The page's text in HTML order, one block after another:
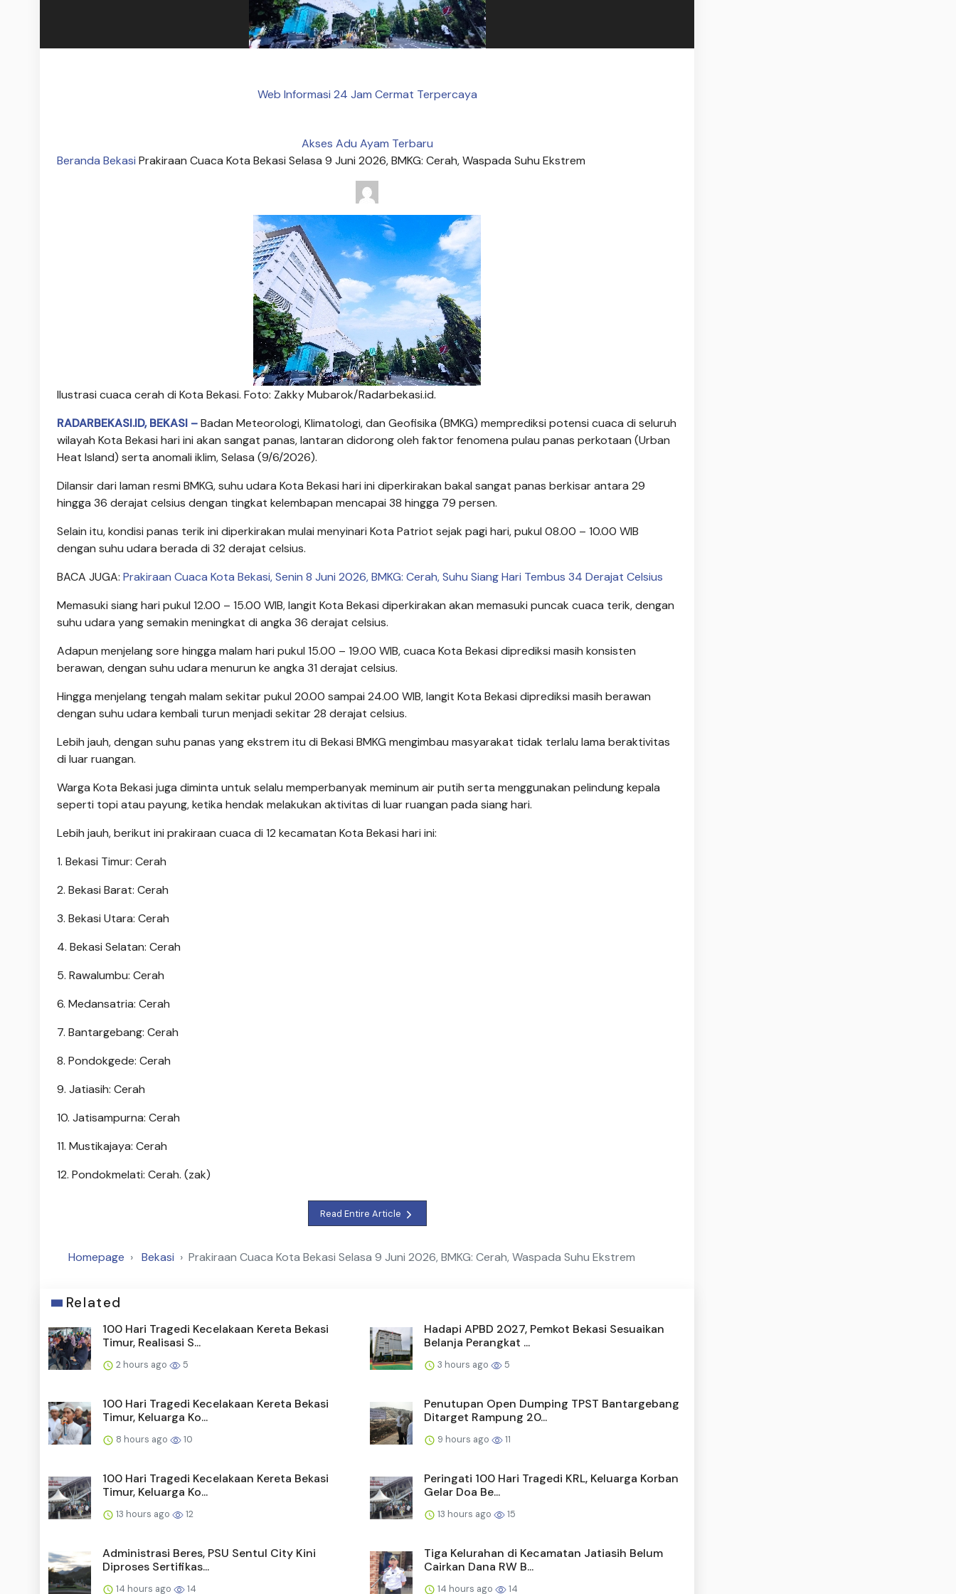
Web Informasi 24 Jam Cermat Terpercaya
Akses Adu Ayam Terbaru
Beranda Bekasi Prakiraan Cuaca Kota Bekasi Selasa 9 Juni 2026, BMKG: Cerah, Waspada Suhu Ekstrem
Ilustrasi cuaca cerah di Kota Bekasi. Foto: Zakky Mubarok/Radarbekasi.id.
RADARBEKASI.ID, BEKASI –Badan Meteorologi, Klimatologi, dan Geofisika (BMKG) memprediksi potensi cuaca di seluruh
wilayah Kota Bekasi hari ini akan sangat panas, lantaran didorong oleh faktor fenomena pulau panas perkotaan (Urban
Heat Island) serta anomali iklim, Selasa (9/6/2026).
Dilansir dari laman resmi BMKG, suhu udara Kota Bekasi hari ini diperkirakan bakal sangat panas berkisar antara 29
hingga 36 derajat celsius dengan tingkat kelembapan mencapai 38 hingga 79 persen.
Selain itu, kondisi panas terik ini diperkirakan mulai menyinari Kota Patriot sejak pagi hari, pukul 08.00 – 10.00 WIB
dengan suhu udara berada di 32 derajat celsius.
BACA JUGA: Prakiraan Cuaca Kota Bekasi, Senin 8 Juni 2026, BMKG: Cerah, Suhu Siang Hari Tembus 34 Derajat Celsius
Memasuki siang hari pukul 12.00 – 15.00 WIB, langit Kota Bekasi diperkirakan akan memasuki puncak cuaca terik, dengan
suhu udara yang semakin meningkat di angka 36 derajat celsius.
Adapun menjelang sore hingga malam hari pukul 15.00 – 19.00 WIB, cuaca Kota Bekasi diprediksi masih konsisten
berawan, dengan suhu udara menurun ke angka 31 derajat celsius.
Hingga menjelang tengah malam sekitar pukul 20.00 sampai 24.00 WIB, langit Kota Bekasi diprediksi masih berawan
dengan suhu udara kembali turun menjadi sekitar 28 derajat celsius.
Lebih jauh, dengan suhu panas yang ekstrem itu di Bekasi BMKG mengimbau masyarakat tidak terlalu lama beraktivitas
di luar ruangan.
Warga Kota Bekasi juga diminta untuk selalu memperbanyak meminum air putih serta menggunakan pelindung kepala
seperti topi atau payung, ketika hendak melakukan aktivitas di luar ruangan pada siang hari.
Lebih jauh, berikut ini prakiraan cuaca di 12 kecamatan Kota Bekasi hari ini:
1. Bekasi Timur: Cerah
2. Bekasi Barat: Cerah
3. Bekasi Utara: Cerah
4. Bekasi Selatan: Cerah
5. Rawalumbu: Cerah
6. Medansatria: Cerah
7. Bantargebang: Cerah
8. Pondokgede: Cerah
9. Jatiasih: Cerah
10. Jatisampurna: Cerah
11. Mustikajaya: Cerah
12. Pondokmelati: Cerah. (zak)
Read Entire Article
Homepage Bekasi Prakiraan Cuaca Kota Bekasi Selasa 9 Juni 2026, BMKG: Cerah, Waspada Suhu Ekstrem
Related
100 Hari Tragedi Kecelakaan Kereta Bekasi
Timur, Realisasi S...
2 hours ago 5
Hadapi APBD 2027, Pemkot Bekasi Sesuaikan
Belanja Perangkat ...
3 hours ago 5
100 Hari Tragedi Kecelakaan Kereta Bekasi
Timur, Keluarga Ko...
8 hours ago 10
Penutupan Open Dumping TPST Bantargebang
Ditarget Rampung 20...
9 hours ago 11
100 Hari Tragedi Kecelakaan Kereta Bekasi
Timur, Keluarga Ko...
13 hours ago 12
Peringati 100 Hari Tragedi KRL, Keluarga Korban
Gelar Doa Be...
13 hours ago 15
Administrasi Beres, PSU Sentul City Kini
Diproses Sertifikas...
14 hours ago 14
Tiga Kelurahan di Kecamatan Jatiasih Belum
Cairkan Dana RW B...
14 hours ago 14